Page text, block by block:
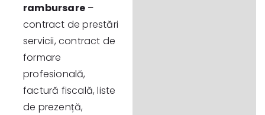
rambursare –
contract de prestări
servicii, contract de
formare
profesională,
factură fiscală, liste
de prezență,